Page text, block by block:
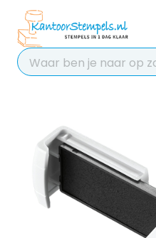
Chat 24/7
voor hulp
Contact